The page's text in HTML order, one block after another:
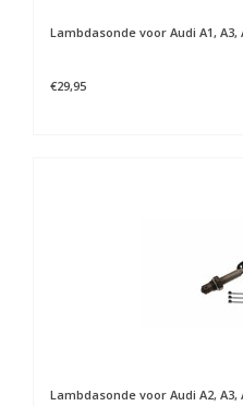
Lambdasonde voor Audi A1, A3,
€29,95
Lambdasonde voor Audi A2, A3,